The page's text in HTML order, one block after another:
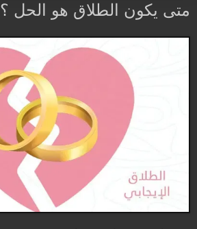
متى يكون الطلاق هو الحل ؟